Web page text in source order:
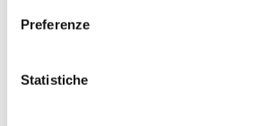
Preferenze
Statistiche